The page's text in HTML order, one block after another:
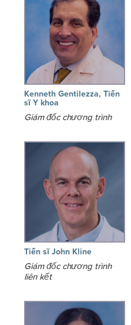
Kenneth Gentilezza, Tiến
sĩ Y khoa
Giám đốc chương trình
Tiến sĩ John Kline
Giám đốc chương trình
liên kết